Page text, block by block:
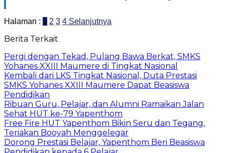
Halaman : 1 2 3 4 Selanjutnya
Berita Terkait
Pergi dengan Tekad, Pulang Bawa Berkat, SMKS
Yohanes XXIII Maumere di Tingkat Nasional
Kembali dari LKS Tingkat Nasional, Duta Prestasi
SMKS Yohanes XXIII Maumere Dapat Beasiswa
Pendidikan
Ribuan Guru, Pelajar, dan Alumni Ramaikan Jalan
Sehat HUT ke-79 Yapenthom
Free Fire HUT Yapenthom Bikin Seru dan Tegang,
Teriakan Booyah Menggelegar
Dorong Prestasi Belajar, Yapenthom Beri Beasiswa